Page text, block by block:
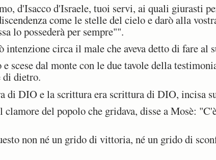
d'Isacco d'Israele, tuoi servi, ai quali giurasti
come le stelle del cielo e darò alla
lo possederà per sempre"".
circa il male che aveva detto di fare al
scese dal monte con le due tavole della
di dietro.
di DIO e la scrittura era scrittura di DIO, incisa
del popolo che gridava, disse a Mosè:
non né un grido di vittoria, né un grido di